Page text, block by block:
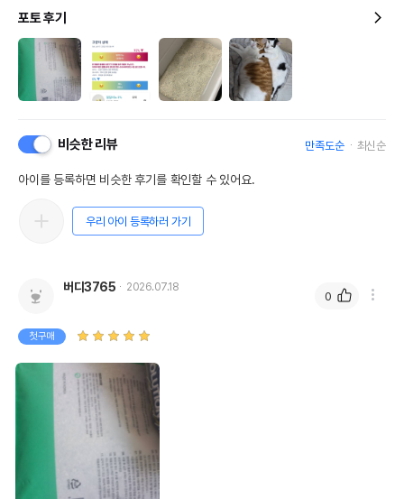
포토 후기
비슷한 리뷰 만족도순 최신순
아이를 등록하면 비슷한 후기를 확인할 수 있어요.
우리 아이 등록하러 가기
버디3765 2026.07.18
첫구매
0